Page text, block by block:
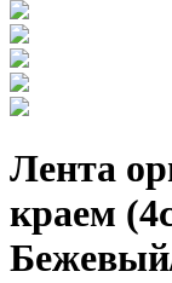
Лента
краем